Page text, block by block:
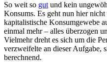
So weit so gut und kein
Konsums. Es geht nun hier nicht
kapitalistische Konsumgewebe
einmal mehr – alles überzogen
Vielmehr dreht es sich um die
verzweifelte an dieser Aufgabe,
berechnend.